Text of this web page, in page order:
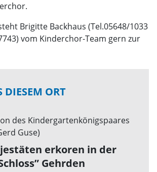
Brigitte Backhaus (Tel.05648/1033
vom Kinderchor-Team gern zur
DIESEM ORT
erkoren in der
Gehrden